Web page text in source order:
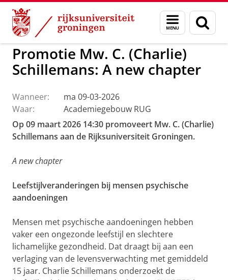
Skip
Content
Skip
Navigation
Menu
en
zoeken
GMW Activiteiten
Promotie Mw. C. (Charlie)
Schillemans: A new chapter
Wanneer:
ma 09-03-2026
Waar:
Academiegebouw RUG
Op 09 maart 2026 14:30 promoveert Mw. C. (Charlie)
Schillemans aan de Rijksuniversiteit Groningen.
A new chapter
Leefstijlveranderingen bij mensen psychische
aandoeningen
Mensen met psychische aandoeningen hebben
vaker een ongezonde leefstijl en slechtere
lichamelijke gezondheid. Dat draagt bij aan een
verlaging van de levensverwachting met gemiddeld
15 jaar. Charlie Schillemans onderzoekt de